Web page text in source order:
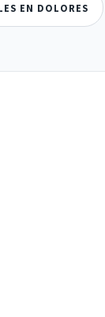
EN DOLORES